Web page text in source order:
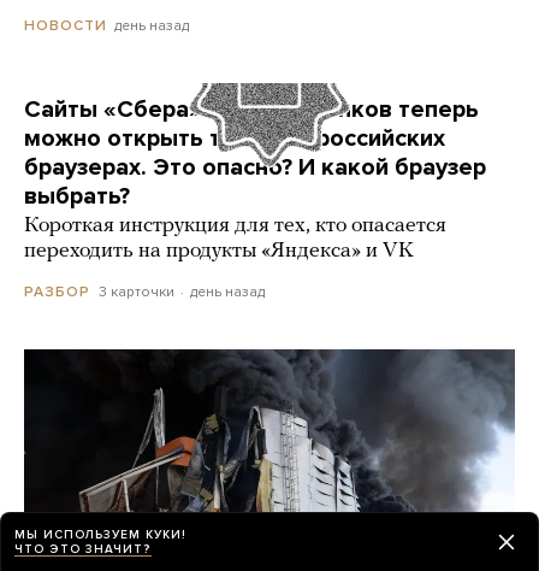
НОВОСТИ день назад
Сайты «Сбера» и других банков теперь
можно открыть только в российских
браузерах. Это опасно? И какой браузер
выбрать?
Короткая инструкция для тех, кто опасается
переходить на продукты «Яндекса» и VK
РАЗБОР 3 карточки день назад
МЫ ИСПОЛЬЗУЕМ КУКИ!
ЧТО ЭТО ЗНАЧИТ?